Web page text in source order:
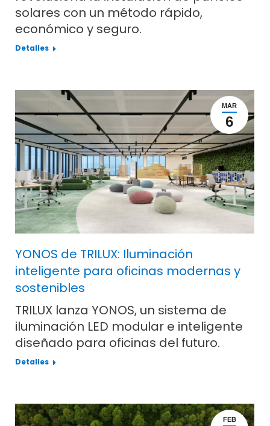
solares con un método rápido,
económico y seguro.
Detalles
MAR
6
YONOS de TRILUX: Iluminación
inteligente para oficinas modernas y
sostenibles
TRILUX lanza YONOS, un sistema de
iluminación LED modular e inteligente
diseñado para oficinas del futuro.
Detalles
FEB